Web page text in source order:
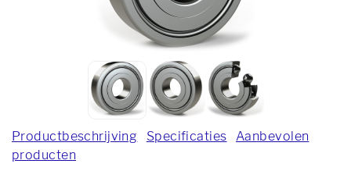
Productbeschrijving Specificaties
Aanbevolen
producten